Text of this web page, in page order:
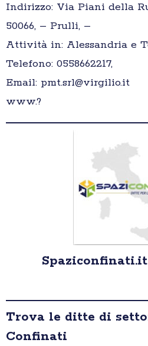
Indirizzo: Via Piani della
50066, – Prulli, –
Attività in: Alessandria e
Telefono: 0558662217,
Email: pmt.srl@virgilio.it
www.?
Trova le ditte di
Confinati